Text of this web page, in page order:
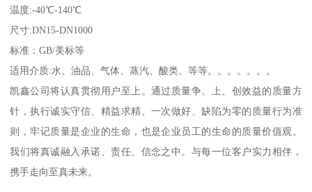
温度:-40℃-140℃
尺寸:DN15-DN1000
标准：GB/美标等
适用介质:水、油品、气体、蒸汽、酸类。等等。。。。。。。
凯鑫公司将认真贯彻用户至上。通过质量争、上、创效益的质量方
针，执行诚实守信、精益求精、一次做好、缺陷为零的质量行为准
则，牢记质量是企业的生命，也是企业员工的生命的质量价值观。
我们将真诚融入承诺、责任、信念之中。与每一位客户实力相伴，
携手走向至真未来。